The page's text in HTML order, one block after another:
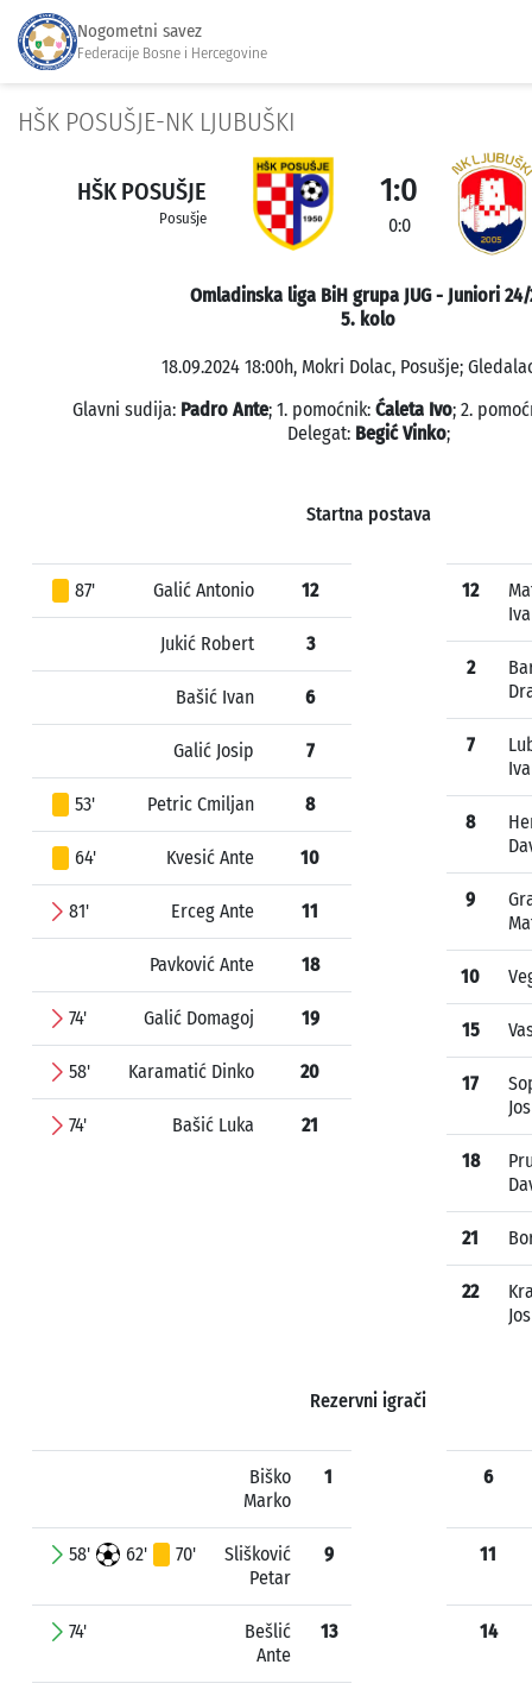
Nogometni savez
Federacije Bosne i Hercegovine
HŠK POSUŠJE-NK LJUBUŠKI
HŠK POSUŠJE
Posušje
1:0
0:0
Omladinska liga BiH grupa JUG - Juniori 24/
5. kolo
18.09.2024 18:00h, Mokri Dolac, Posušje;
Glavni sudija: Padro Ante; 1. pomoćnik: Ćaleta Ivo; 2.
Delegat: Begić Vinko;
Startna postava
87' Galić Antonio 12
Jukić Robert 3
Bašić Ivan 6
Galić Josip 7
53' Petric Cmiljan 8
64' Kvesić Ante 10
81' Erceg Ante 11
Pavković Ante 18
74' Galić Domagoj 19
58' Karamatić Dinko 20
74' Bašić Luka 21
12
2
7
8
9
10
15
17
18
21
22
Rezervni igrači
Biško
Marko
1
58' 62' 70'
Slišković
Petar
9
74'
Bešlić
Ante
13
6
11
14